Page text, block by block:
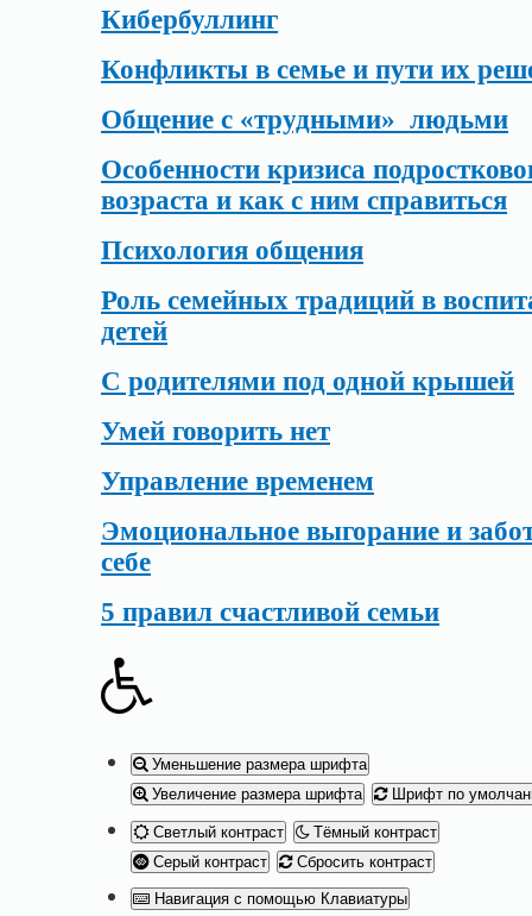
Кибербуллинг
Конфликты в семье и пути их
Общение с «трудными» людьми
Особенности кризиса
возраста и как с ним справиться
Психология общения
Роль семейных традиций в
детей
С родителями под одной крышей
Умей говорить нет
Управление временем
Эмоциональное выгорание и
себе
5 правил счастливой семьи
Уменьшение размера шрифта
Увеличение размера шрифта
Шрифт по
Светлый контраст
Тёмный контраст
Серый контраст
Сбросить контраст
Навигация с помощью Клавиатуры